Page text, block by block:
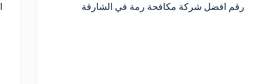
رقم افضل شركة مكافحة رمة في الشارقة